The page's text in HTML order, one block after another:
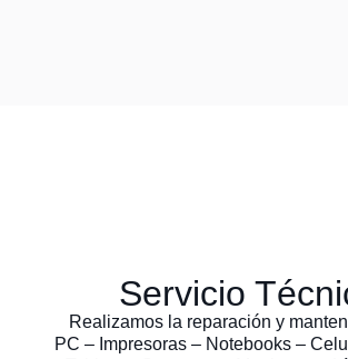
Servicio
Realizamos la reparación y
PC – Impresoras – Notebooks –